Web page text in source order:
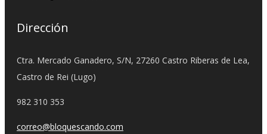
Dirección
Ctra. Mercado Ganadero, S/N, 27260 Castro Riberas de Lea,
Castro de Rei (Lugo)
982 310 353
correo@bloquescando.com